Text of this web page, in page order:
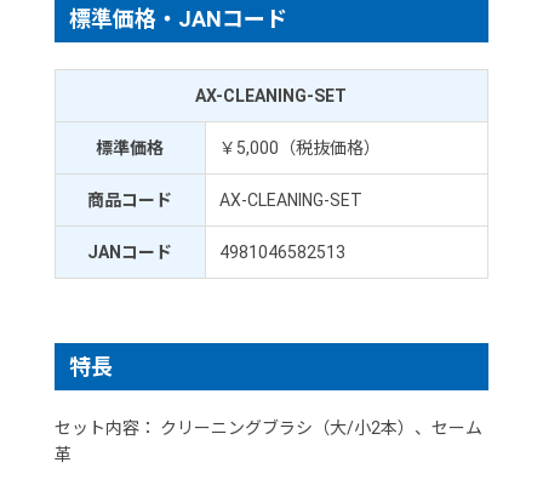
標準価格・JANコード
AX-CLEANING-SET
標準価格 ￥5,000（税抜価格）
商品コード AX-CLEANING-SET
JANコード 4981046582513
特長
セット内容： クリーニングブラシ（大/小2本）、セーム
革